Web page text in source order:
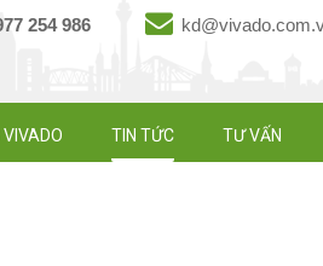
254 986
VIVADO TIN TỨC TƯ VẤN